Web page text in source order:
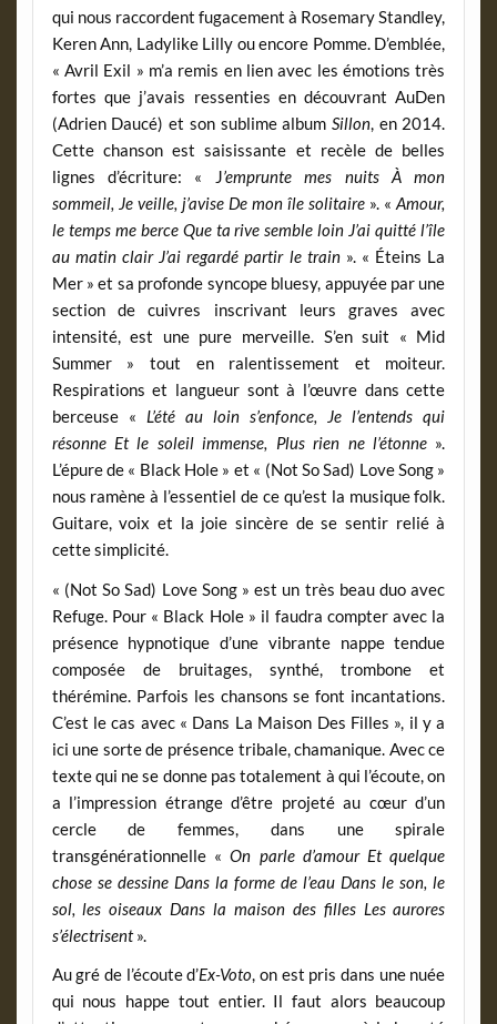
qui nous raccordent fugacement à Rosemary Standley,
Keren Ann, Ladylike Lilly ou encore Pomme. D’emblée,
« Avril Exil » m’a remis en lien avec les émotions très
fortes que j’avais ressenties en découvrant AuDen
(Adrien Daucé) et son sublime album Sillon, en 2014.
Cette chanson est saisissante et recèle de belles
lignes d’écriture: « J’emprunte mes nuits À mon
sommeil, Je veille, j’avise De mon île solitaire ». «Amour,
le temps me berce Que ta rive semble loin J’ai quitté l’île
au matin clair J’ai regardé partir le train». « Éteins La
Mer » et sa profonde syncope bluesy, appuyée par une
section de cuivres inscrivant leurs graves avec
intensité, est une pure merveille. S’en suit « Mid
Summer » tout en ralentissement et moiteur.
Respirations et langueur sont à l’œuvre dans cette
berceuse « L’été au loin s’enfonce, Je l’entends qui
résonne Et le soleil immense, Plus rien ne l’étonne ».
L’épure de « Black Hole » et « (Not So Sad) Love Song »
nous ramène à l’essentiel de ce qu’est la musique folk.
Guitare, voix et la joie sincère de se sentir relié à
cette simplicité.
« (Not So Sad) Love Song » est un très beau duo avec
Refuge. Pour « Black Hole » il faudra compter avec la
présence hypnotique d’une vibrante nappe tendue
composée de bruitages, synthé, trombone et
thérémine. Parfois les chansons se font incantations.
C’est le cas avec « Dans La Maison Des Filles », il y a
ici une sorte de présence tribale, chamanique. Avec ce
texte qui ne se donne pas totalement à qui l’écoute, on
a l’impression étrange d’être projeté au cœur d’un
cercle de femmes, dans une spirale
transgénérationnelle «On parle d’amour Et quelque
chose se dessine Dans la forme de l’eau Dans le son, le
sol, les oiseaux Dans la maison des filles Les aurores
s’électrisent».
Au gré de l’écoute d’Ex-Voto, on est pris dans une nuée
qui nous happe tout entier. Il faut alors beaucoup